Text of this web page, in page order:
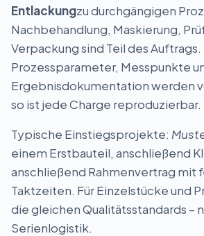
Entlackungzu durchgängigen
Nachbehandlung, Maskierung,
Verpackung sind Teil des Auftrags.
Prozessparameter, Messpunkte
Ergebnisdokumentation werden
so ist jede Charge reproduzierbar.
Typische Einstiegsprojekte:
einem Erstbauteil, anschließend
anschließend Rahmenvertrag mit
Taktzeiten. Für Einzelstücke und
die gleichen Qualitäts­standards –
Serienlogistik.